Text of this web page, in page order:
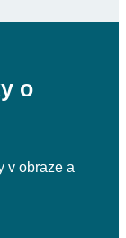
o
v obraze a